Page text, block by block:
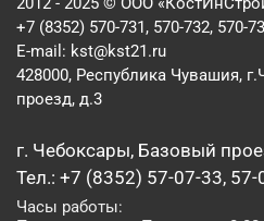
+7 (8352) 570-731, 570-732, 570-
E-mail: kst@kst21.ru
428000, Республика Чувашия,
проезд, д.3
г. Чебоксары, Базовый
Тел.: +7 (8352) 57-07-33, 57-
Часы работы: